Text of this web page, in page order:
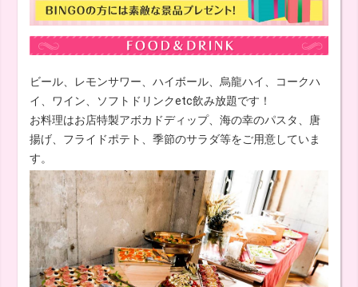
ビール、レモンサワー、ハイボール、烏龍ハイ、コークハ
イ、ワイン、ソフトドリンクetc飲み放題です！
お料理はお店特製アボカドディップ、海の幸のパスタ、唐
揚げ、フライドポテト、季節のサラダ等をご用意していま
す。